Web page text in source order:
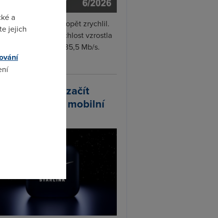
internet v červnu opět zrychlil.
naměřená rychlost vzrostla
o 4 % na 35,5 Mb/s.
plánuje začít
vlastní mobilní
a
jejich